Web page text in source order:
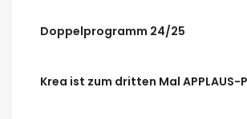
Doppelprogramm 24/25
Krea ist zum dritten Mal